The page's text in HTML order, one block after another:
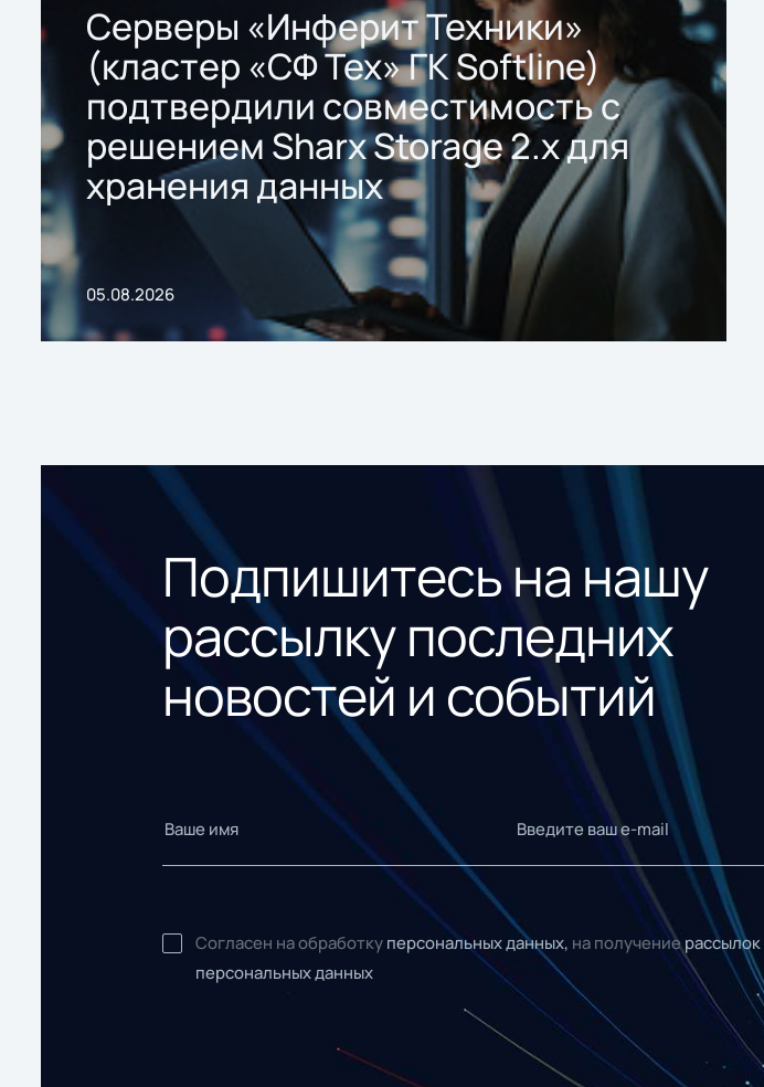
Серверы «Инферит Техники»
(кластер «СФ Тех» ГК Softline)
подтвердили совместимость с
решением Sharx Storage 2.x для
хранения данных
05.08.2026
Подпишитесь на нашу
рассылку последних
новостей и событий
Согласен на обработку персональных данных, на получениерассылок
персональных данных